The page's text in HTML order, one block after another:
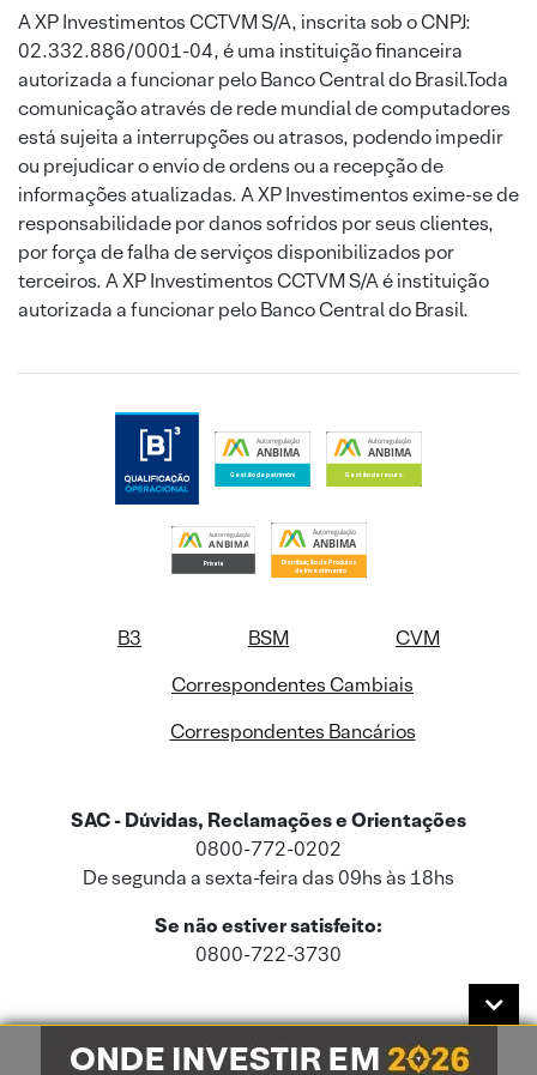
A XP Investimentos CCTVM S/A, inscrita sob o CNPJ:
02.332.886/0001-04, é uma instituição financeira
autorizada a funcionar pelo Banco Central do Brasil.Toda
comunicação através de rede mundial de computadores
está sujeita a interrupções ou atrasos, podendo impedir
ou prejudicar o envio de ordens ou a recepção de
informações atualizadas. A XP Investimentos exime-se de
responsabilidade por danos sofridos por seus clientes,
por força de falha de serviços disponibilizados por
terceiros. A XP Investimentos CCTVM S/A é instituição
autorizada a funcionar pelo Banco Central do Brasil.
B3 BSM
CVM
Correspondentes Cambiais
Correspondentes Bancários
SAC - Dúvidas, Reclamações e Orientações
0800-772-0202
De segunda a sexta-feira das 09hs às 18hs
Se não estiver satisfeito:
0800-722-3730
Este site usa cookies e dados pessoais de acordo com a nossaPolítica de
Cookies
e a nossaPolítica de Privacidade.